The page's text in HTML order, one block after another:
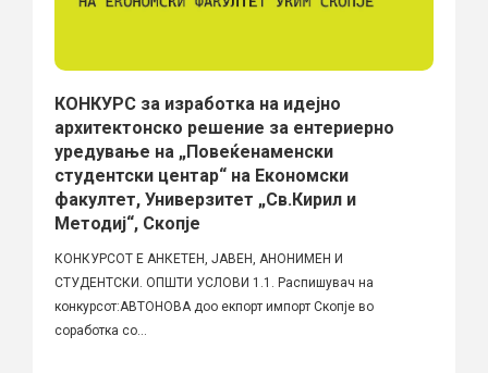
КОНКУРС за изработка на идејно
архитектонско решение за ентериерно
уредување на „Повеќенаменски
студентски центар“ на Економски
факултет, Универзитет „Св.Кирил и
Методиј“, Скопје
КОНКУРСОТ Е АНКЕТЕН, ЈАВЕН, АНОНИМЕН И
СТУДЕНТСКИ. ОПШТИ УСЛОВИ 1.1. Распишувач на
конкурсот:АВТОНОВА доо екпорт импорт Скопје во
соработка со...